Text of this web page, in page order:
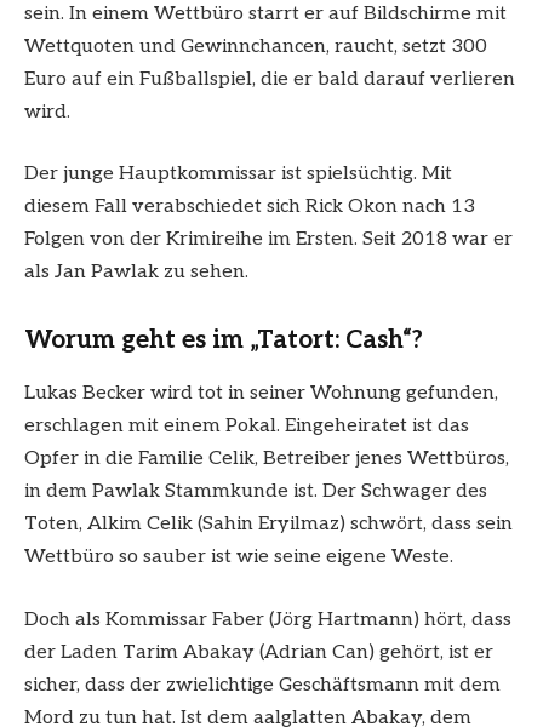
sein. In einem Wettbüro starrt er auf Bildschirme mit
Wettquoten und Gewinnchancen, raucht, setzt 300
Euro auf ein Fußballspiel, die er bald darauf verlieren
wird.
Der junge Hauptkommissar ist spielsüchtig. Mit
diesem Fall verabschiedet sich Rick Okon nach 13
Folgen von der Krimireihe im Ersten. Seit 2018 war er
als Jan Pawlak zu sehen.
Worum geht es im „Tatort: Cash“?
Lukas Becker wird tot in seiner Wohnung gefunden,
erschlagen mit einem Pokal. Eingeheiratet ist das
Opfer in die Familie Celik, Betreiber jenes Wettbüros,
in dem Pawlak Stammkunde ist. Der Schwager des
Toten, Alkim Celik (Sahin Eryilmaz) schwört, dass sein
Wettbüro so sauber ist wie seine eigene Weste.
Doch als Kommissar Faber (Jörg Hartmann) hört, dass
der Laden Tarim Abakay (Adrian Can) gehört, ist er
sicher, dass der zwielichtige Geschäftsmann mit dem
Mord zu tun hat. Ist dem aalglatten Abakay, dem